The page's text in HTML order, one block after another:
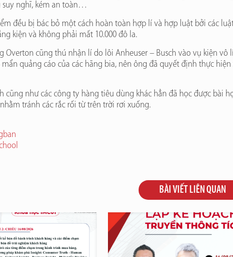
suy nghĩ, kém an toàn…
đều bị bác bỏ một cách hoàn toàn hợp lí và hợp luật bởi các
kiện và không phải mất 10.000 đô la.
Overton cũng thú nhận lí do lôi Anheuser – Busch vào vụ kiện
mẩn quảng cáo của các hãng bia, nên ông đã quyết định thực
cũng như các công ty hàng tiêu dùng khác hẳn đã học được bài
tránh các rắc rối từ trên trời rơi xuống.
BÀI VIẾT LIÊN QUAN